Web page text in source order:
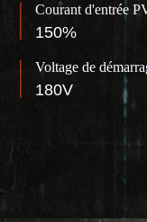
Courant d'entrée
150%
Voltage de
180V